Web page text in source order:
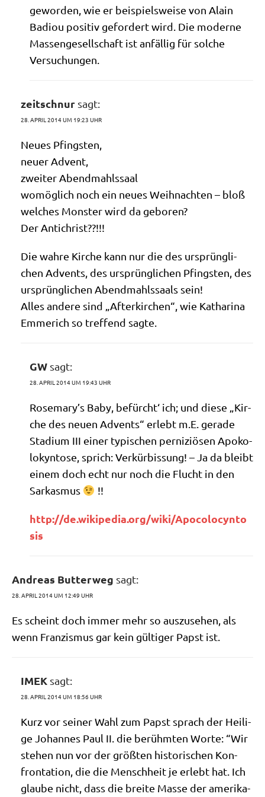
gewor­den, wie er bei­spiels­wei­se von Alain
Badiou posi­tiv gefor­dert wird. Die moder­ne
Mas­sen­ge­sell­schaft ist anfäl­lig für sol­che
Versuchungen.
zeitschnur sagt:
28. APRIL 2014 UM 19:23 UHR
Neu­es Pfingsten,
neu­er Advent,
zwei­ter Abendmahlssaal
womög­lich noch ein neu­es Weih­nach­ten – bloß
wel­ches Mon­ster wird da geboren?
Der Antichrist??!!!
Die wah­re Kir­che kann nur die des ursprüng­li­
chen Advents, des ursprüng­li­chen Pfing­sten, des
ursprüng­li­chen Abend­mahls­saals sein!
Alles ande­re sind „After­kir­chen“, wie Katha­ri­na
Emme­rich so tref­fend sagte.
GW sagt:
28. APRIL 2014 UM 19:43 UHR
Rosemary’s Baby, befürcht‘ ich; und die­se „Kir­
che des neu­en Advents“ erlebt m.E. gera­de
Sta­di­um III einer typi­schen per­ni­ziö­sen Apo­ko­
lo­kyn­to­se, sprich: Ver­kür­bissung! – Ja da bleibt
einem doch echt nur noch die Flucht in den
Sarkasmus
!!
http://​de​.wiki​pe​dia​.org/​w​i​k​i​/​A​p​o​c​o​l​o​c​y​n​t​o​
sis
Andreas Butterweg sagt:
28. APRIL 2014 UM 12:49 UHR
Es scheint doch immer mehr so aus­zu­se­hen, als
wenn Fran­zis­mus gar kein gül­ti­ger Papst ist.
IMEK sagt:
28. APRIL 2014 UM 18:56 UHR
Kurz vor sei­ner Wahl zum Papst sprach der Hei­li­
ge Johan­nes Paul II. die berühm­ten Wor­te: “Wir
ste­hen nun vor der größ­ten histo­ri­schen Kon­
fron­ta­ti­on, die die Mensch­heit je erlebt hat. Ich
glau­be nicht, dass die brei­te Mas­se der ame­ri­ka­